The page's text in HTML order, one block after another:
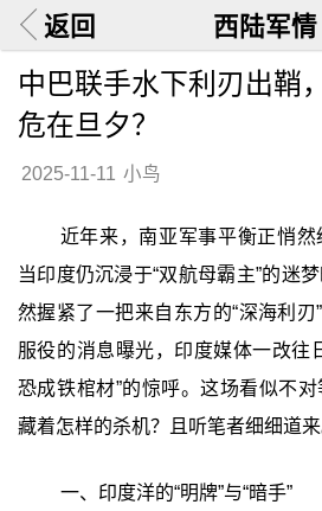
返回 西陆军情
中巴联手水下利刃出鞘
危在旦夕？
2025-11-11 小鸟
近年来，南亚军事平衡正悄然
当印度仍沉浸于“双航母霸主”的迷
然握紧了一把来自东方的“深海利
服役的消息曝光，印度媒体一改往
恐成铁棺材”的惊呼。这场看似不
藏着怎样的杀机？且听笔者细细道来
一、印度洋的“明牌”与“暗手”